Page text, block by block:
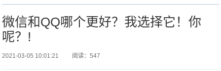
微信和QQ哪个更好？我选择它！你
呢？!
2021-03-05 10:01:21 阅读：547